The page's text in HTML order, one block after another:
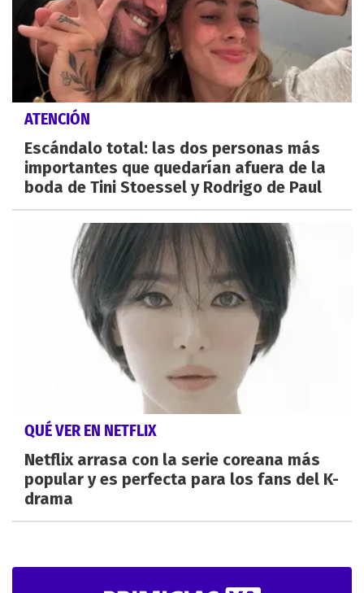
ATENCIÓN
Escándalo total: las dos personas más
importantes que quedarían afuera de la
boda de Tini Stoessel y Rodrigo de Paul
QUÉ VER EN NETFLIX
Netflix arrasa con la serie coreana más
popular y es perfecta para los fans del K-
drama